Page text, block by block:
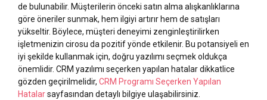
de bulunabilir. Müşterilerin önceki satın alma alışkanlıklarına
göre öneriler sunmak, hem ilgiyi artırır hem de satışları
yükseltir. Böylece, müşteri deneyimi zenginleştirilirken
işletmenizin cirosu da pozitif yönde etkilenir. Bu potansiyeli en
iyi şekilde kullanmak için, doğru yazılımı seçmek oldukça
önemlidir. CRM yazılımı seçerken yapılan hatalar dikkatlice
gözden geçirilmelidir, CRM Programı Seçerken Yapılan
Hatalarsayfasından detaylı bilgiye ulaşabilirsiniz.